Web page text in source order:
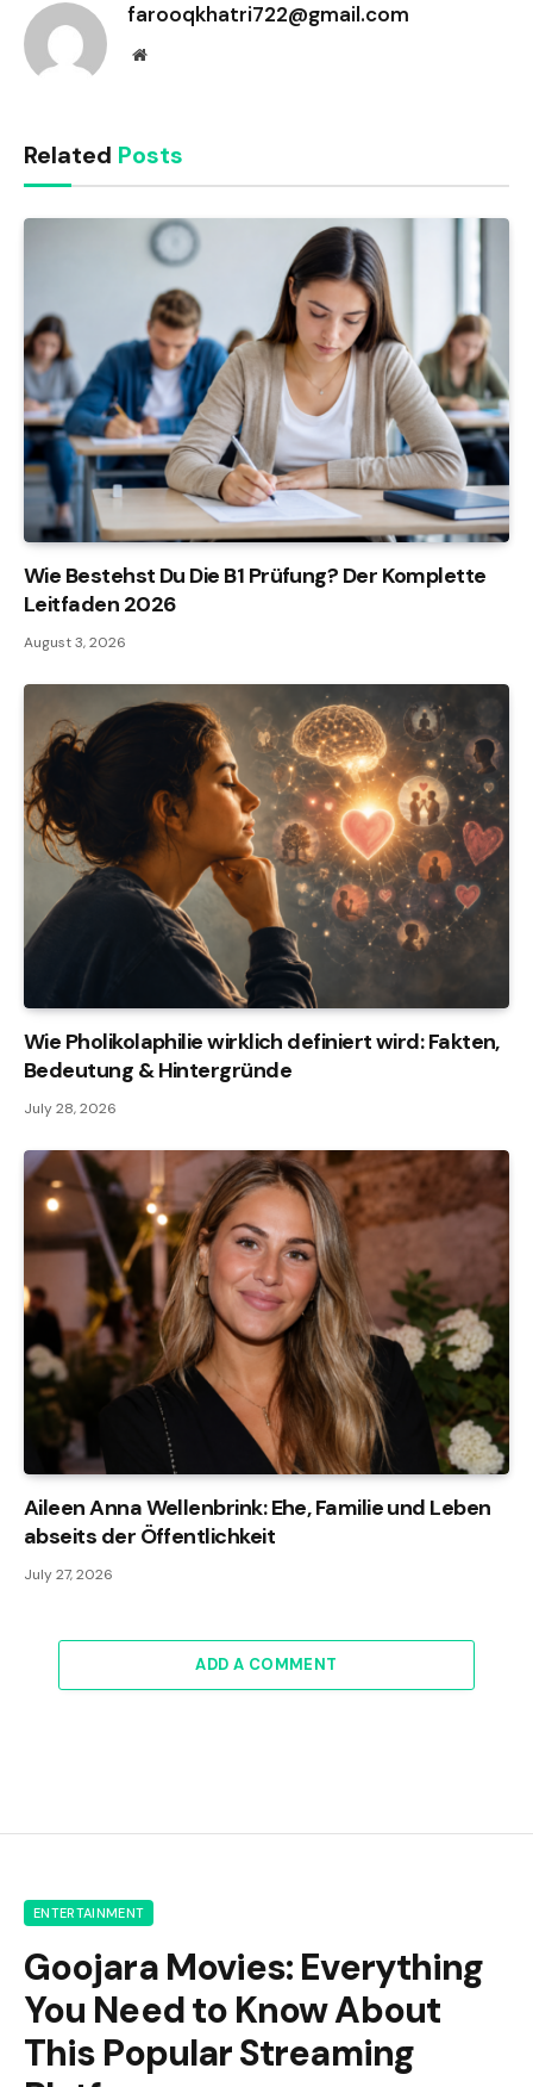
farooqkhatri722@gmail.com
Website
Related Posts
Wie Bestehst Du Die B1 Prüfung? Der Komplette
Leitfaden 2026
August 3, 2026
Wie Pholikolaphilie wirklich definiert wird: Fakten,
Bedeutung & Hintergründe
July 28, 2026
Aileen Anna Wellenbrink: Ehe, Familie und Leben
abseits der Öffentlichkeit
July 27, 2026
ADD A COMMENT
ENTERTAINMENT
Goojara Movies: Everything
You Need to Know About
This Popular Streaming